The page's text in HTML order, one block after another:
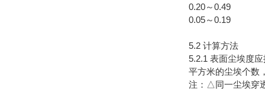
0.20～0.49
0.05～0.19
5.2 计算方法
5.2.1 表面尘埃度
平方米的尘埃个数
注：△同一尘埃穿